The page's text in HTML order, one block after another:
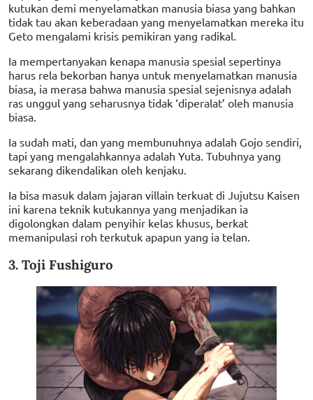
kutukan demi menyelamatkan manusia biasa yang bahkan
tidak tau akan keberadaan yang menyelamatkan mereka itu
Geto mengalami krisis pemikiran yang radikal.
Ia mempertanyakan kenapa manusia spesial sepertinya
harus rela bekorban hanya untuk menyelamatkan manusia
biasa, ia merasa bahwa manusia spesial sejenisnya adalah
ras unggul yang seharusnya tidak ‘diperalat’ oleh manusia
biasa.
Ia sudah mati, dan yang membunuhnya adalah Gojo sendiri,
tapi yang mengalahkannya adalah Yuta. Tubuhnya yang
sekarang dikendalikan oleh kenjaku.
Ia bisa masuk dalam jajaran villain terkuat di Jujutsu Kaisen
ini karena teknik kutukannya yang menjadikan ia
digolongkan dalam penyihir kelas khusus, berkat
memanipulasi roh terkutuk apapun yang ia telan.
3. Toji Fushiguro